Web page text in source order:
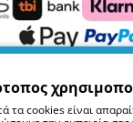
ΑπόρρητοΑσφάλεια
τα cookies είναι